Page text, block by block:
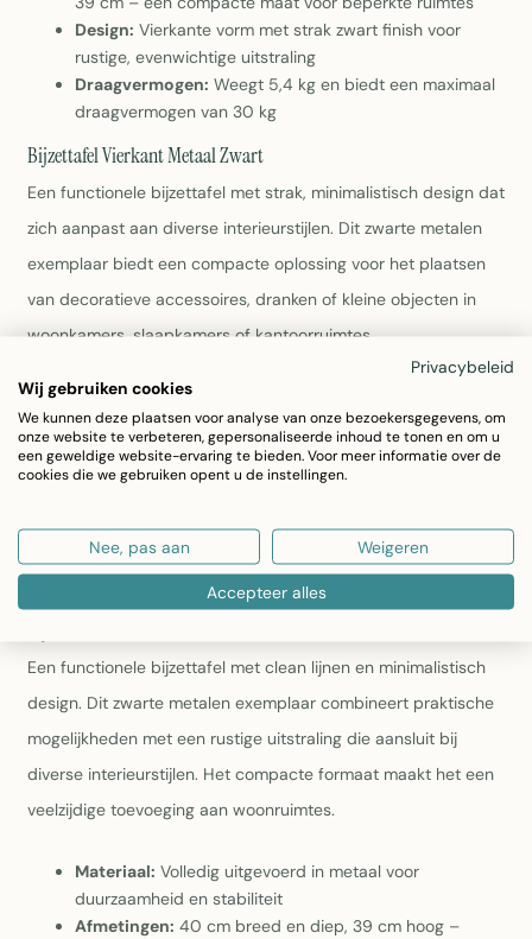
Design: Vierkante vorm met strak zwart finish voor
rustige, evenwichtige uitstraling
Draagvermogen: Weegt 5,4 kg en biedt een maximaal
draagvermogen van 30 kg
Bijzettafel Vierkant Metaal Zwart
Een functionele bijzettafel met strak, minimalistisch design dat
zich aanpast aan diverse interieurstijlen. Dit zwarte metalen
exemplaar biedt een compacte oplossing voor het plaatsen
van decoratieve accessoires, dranken of kleine objecten in
woonkamers, slaapkamers of kantoorruimtes.
Materiaal:Volledig in metaal uitgevoerd voor
duurzaamheid en stabiliteit
Afmetingen: 40 cm breed en diep met een hoogte van
39 cm – perfect formaat voor beperkte ruimtes
subtiele elegantie en eenvoudige integratie
Gewicht en draagvermogen:Weegt 5,4 kg met een
maximaal draagvermogen van 30 kg
Een functionele bijzettafel met clean lijnen en minimalistisch
design. Dit zwarte metalen exemplaar combineert praktische
mogelijkheden met een rustige uitstraling die aansluit bij
diverse interieurstijlen. Het compacte formaat maakt het een
veelzijdige toevoeging aan woonruimtes.
Materiaal: Volledig uitgevoerd in metaal voor
duurzaamheid en stabiliteit
Afmetingen: 40 cm breed en diep, 39 cm hoog –
Privacybeleid
Wij gebruiken cookies
We kunnen deze plaatsen voor analyse van onze bezoekersgegevens, om
onze website te verbeteren, gepersonaliseerde inhoud te tonen en om u
een geweldige website-ervaring te bieden. Voor meer informatie over de
cookies die we gebruiken opent u de instellingen.
Nee, pas aan Weigeren
Accepteer alles